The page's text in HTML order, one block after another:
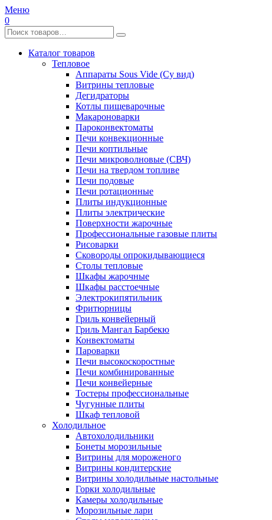
Меню
0
Каталог товаров
Тепловое
Аппараты Sous Vide (Су вид)
Витрины тепловые
Дегидраторы
Котлы пищеварочные
Макароноварки
Пароконвектоматы
Печи конвекционные
Печи коптильные
Печи микроволновые (СВЧ)
Печи на твердом топливе
Печи подовые
Печи ротационные
Плиты индукционные
Плиты электрические
Поверхности жарочные
Профессиональные газовые плиты
Рисоварки
Сковороды опрокидывающиеся
Столы тепловые
Шкафы жарочные
Шкафы расстоечные
Электрокипятильник
Фритюрницы
Гриль конвейерный
Гриль Мангал Барбекю
Конвектоматы
Пароварки
Печи высокоскоростные
Печи комбинированные
Печи конвейерные
Тостеры профессиональные
Чугунные плиты
Шкаф тепловой
Холодильное
Автохолодильники
Бонеты морозильные
Витрины для мороженого
Витрины кондитерские
Витрины холодильные настольные
Горки холодильные
Камеры холодильные
Морозильные лари